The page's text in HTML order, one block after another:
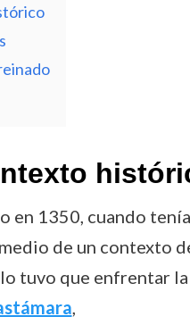
en 1350, cuando
de un contexto
tuvo que enfrentar
,